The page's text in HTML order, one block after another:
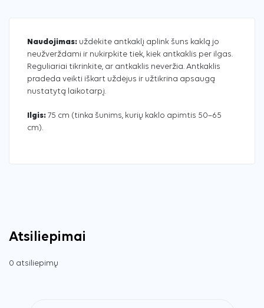
Naudojimas: uždėkite antkaklį aplink šuns kaklą jo
neužverždami ir nukirpkite tiek, kiek antkaklis per ilgas.
Reguliariai tikrinkite, ar antkaklis neveržia. Antkaklis
pradeda veikti iškart uždėjus ir užtikrina apsaugą
nustatytą laikotarpį.
Ilgis: 75 cm (tinka šunims, kurių kaklo apimtis 50–65
cm).
Atsiliepimai
0 atsiliepimų